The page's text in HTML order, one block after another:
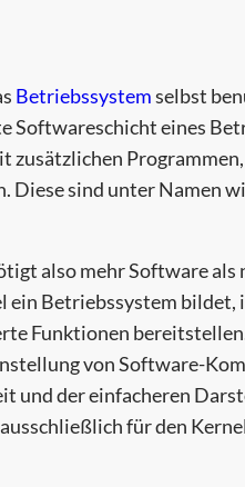
Betriebssystemselbst
Softwareschicht eines
Diese sind unter Namen
also mehr Software als
ein Betriebssystem bildet,
Funktionen
von Software-
und der einfacheren
für den